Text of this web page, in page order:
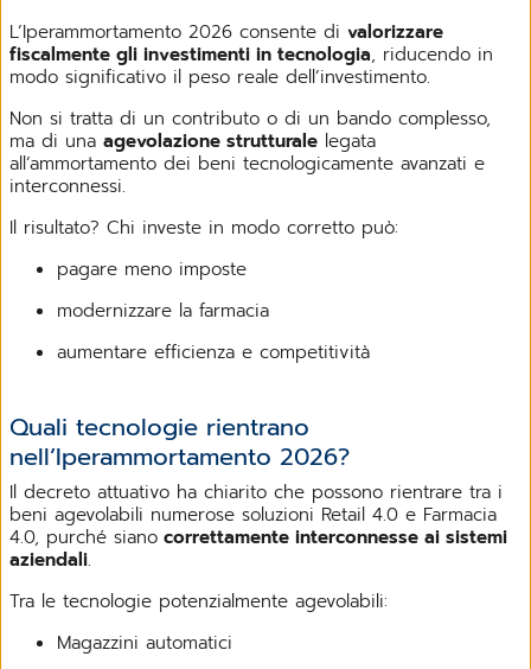
L’Iperammortamento 2026 consente di valorizzare
fiscalmente gli investimenti in tecnologia, riducendo in
modo significativo il peso reale dell’investimento.
Non si tratta di un contributo o di un bando complesso,
ma di una agevolazione strutturale legata
all’ammortamento dei beni tecnologicamente avanzati e
interconnessi.
Il risultato? Chi investe in modo corretto può:
pagare meno imposte
modernizzare la farmacia
aumentare efficienza e competitività
Quali tecnologie rientrano
nell’Iperammortamento 2026?
Il decreto attuativo ha chiarito che possono rientrare tra i
beni agevolabili numerose soluzioni Retail 4.0 e Farmacia
4.0, purché siano correttamente interconnesse ai sistemi
aziendali.
Tra le tecnologie potenzialmente agevolabili:
Magazzini automatici